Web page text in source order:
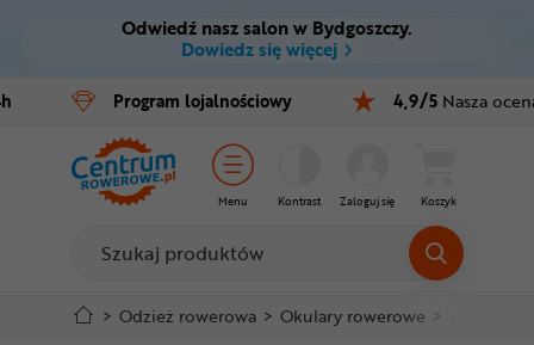
Ctrl M
Menu główne
Informacje o produkcie
Do koszyka
Szczegółowe informacje
Odwiedź nasz salon w Bydgoszczy.
Dowiedz się więcej
Program lojalnościowy 4,9/5 Nasza
Menu Kontrast Zaloguj się Koszyk
Rowery
E-bike
Części
Akcesoria
Odzież
> Odzież rowerowa > Okulary rowerowe >